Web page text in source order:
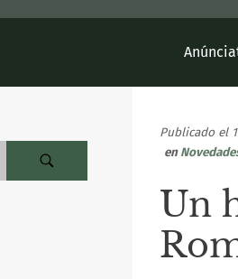
Publicado el
en
Un